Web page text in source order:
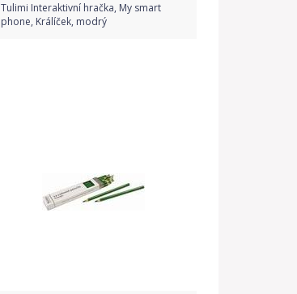
Tulimi Interaktivní hračka, My smart
phone, Králíček, modrý